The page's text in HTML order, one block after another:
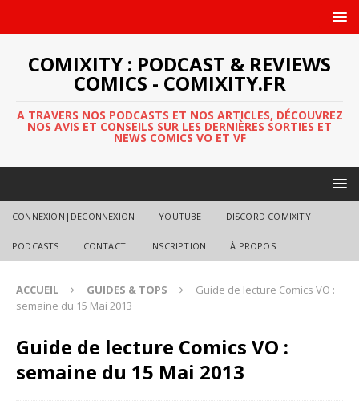
COMIXITY : PODCAST & REVIEWS
COMICS - COMIXITY.FR
A TRAVERS NOS PODCASTS ET NOS ARTICLES, DÉCOUVREZ
NOS AVIS ET CONSEILS SUR LES DERNIÈRES SORTIES ET
NEWS COMICS VO ET VF
CONNEXION|DECONNEXION YOUTUBE DISCORD COMIXITY
PODCASTS CONTACT INSCRIPTION À PROPOS
ACCUEIL GUIDES & TOPS
Guide de lecture Comics VO :
semaine du 15 Mai 2013
Guide de lecture Comics VO :
semaine du 15 Mai 2013